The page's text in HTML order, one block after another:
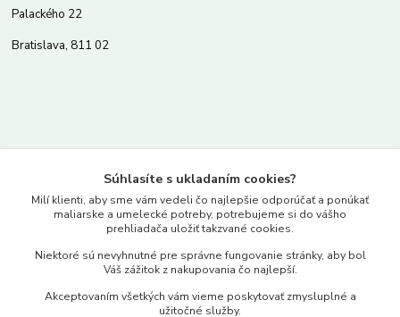
Palackého 22
Bratislava, 811 02
www.merkantil.sk
Pondelok-Piatok: 9.00-17.00hod.
objednavky@merkantil-obchod.sk
Súhlasíte s ukladaním cookies?
Milí klienti, aby sme vám vedeli čo najlepšie odporúčať a ponúkať
maliarske a umelecké potreby, potrebujeme si do vášho
prehliadača uložiť takzvané cookies.
Niektoré sú nevyhnutné pre správne fungovanie stránky, aby bol
Váš zážitok z nakupovania čo najlepší.
Akceptovaním všetkých vám vieme poskytovať zmysluplné a
užitočné služby.